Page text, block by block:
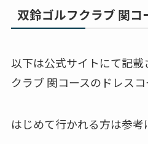
双鈴ゴルフクラブ 関コ
以下は公式サイトにて記
クラブ 関コースのドレスコ
はじめて行かれる方は参考